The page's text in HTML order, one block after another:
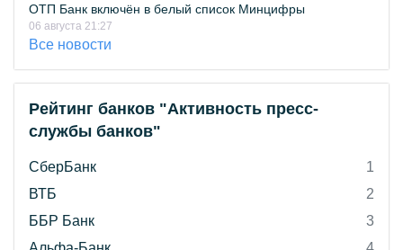
ОТП Банк включён в белый список Минцифры
06 августа 21:27
Все новости
Рейтинг банков "Активность пресс-
службы банков"
СберБанк
1
ВТБ
2
ББР Банк
3